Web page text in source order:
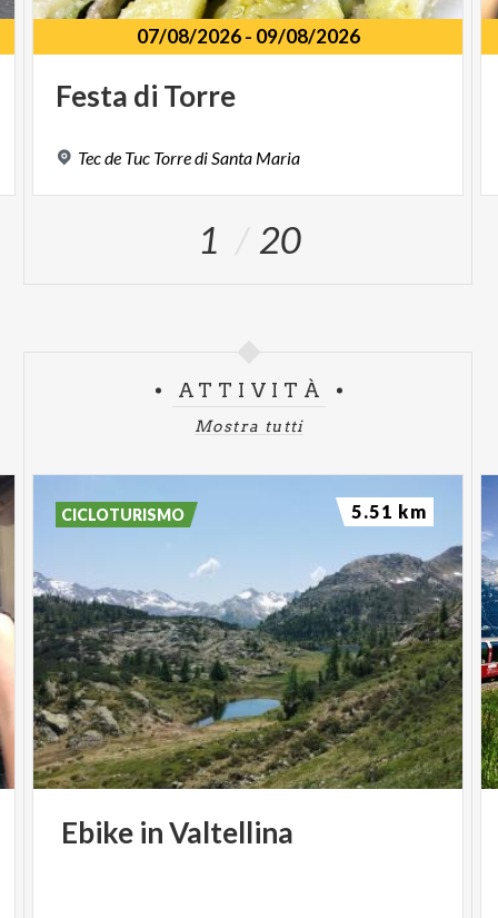
07/08/2026- 09/08/2026
Festa di Torre
Tecde Tuc Torredi Santa Maria
1 20
ATTIVITÀ
Mostra tutti
Ebike inValtellina
CICLOTURISMO 5.51 km